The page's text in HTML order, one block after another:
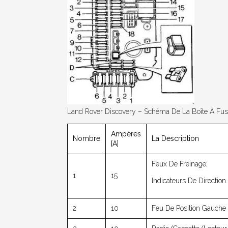
Land Rover Discovery – Schéma De La Boîte À
Nombre
Ampères
[A]
La Description
1 15
Feux De Freinage;
Indicateurs De Direction.
2 10 Feu De Position Gauche